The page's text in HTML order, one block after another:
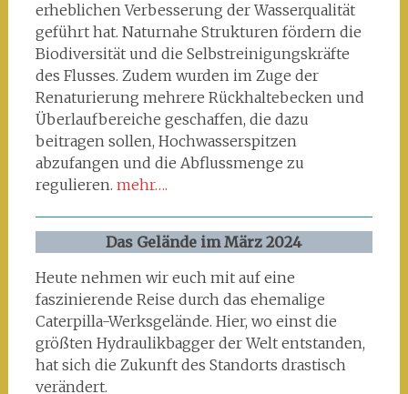
erheblichen Verbesserung der Wasserqualität
geführt hat. Naturnahe Strukturen fördern die
Biodiversität und die Selbstreinigungskräfte
des Flusses. Zudem wurden im Zuge der
Renaturierung mehrere Rückhaltebecken und
Überlaufbereiche geschaffen, die dazu
beitragen sollen, Hochwasserspitzen
abzufangen und die Abflussmenge zu
regulieren. mehr….
Das Gelände im März 2024
Heute nehmen wir euch mit auf eine
faszinierende Reise durch das ehemalige
Caterpilla-Werksgelände. Hier, wo einst die
größten Hydraulikbagger der Welt entstanden,
hat sich die Zukunft des Standorts drastisch
verändert.